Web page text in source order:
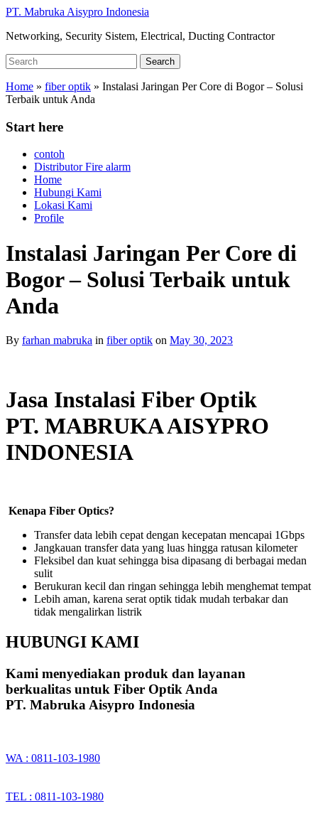
Skip
main
PT. Mabruka Aisypro Indonesia
Networking, Security Sistem, Electrical, Ducting Contractor
Search
for:
Search
Home » fiber optik » Instalasi Jaringan Per Core di Bogor – Solusi
Terbaik untuk Anda
Start here
contoh
Distributor Fire alarm
Home
Hubungi Kami
Lokasi Kami
Profile
Instalasi Jaringan Per Core di
Bogor – Solusi Terbaik untuk
Anda
By farhan mabruka in fiber optik on May 30, 2023
Jasa Instalasi Fiber Optik
PT. MABRUKA AISYPRO
INDONESIA
Kenapa Fiber Optics?
Transfer data lebih cepat dengan kecepatan mencapai 1Gbps
Jangkauan transfer data yang luas hingga ratusan kilometer
Fleksibel dan kuat sehingga bisa dipasang di berbagai medan
sulit
Berukuran kecil dan ringan sehingga lebih menghemat tempat
Lebih aman, karena serat optik tidak mudah terbakar dan
tidak mengalirkan listrik
HUBUNGI KAMI
Kami menyediakan produk dan layanan
berkualitas untuk Fiber Optik Anda
PT. Mabruka Aisypro Indonesia
WA : 0811-103-1980
TEL : 0811-103-1980